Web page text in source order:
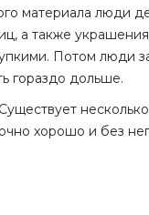
материала люди
а также
Потом люди
гораздо дольше.
хорошо и без